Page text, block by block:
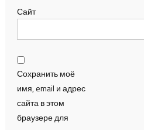
Сайт
Сохранить моё
имя, email и адрес
сайта в этом
браузере для